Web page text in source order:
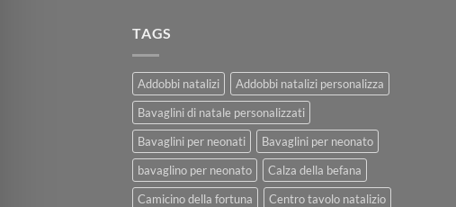
TAGS
Addobbi natalizi
Addobbi natalizi personalizza
Bavaglini di natale personalizzati
Bavaglini per neonati
Bavaglini per neonato
bavaglino per neonato
Calza della befana
Camicino della fortuna
Centro tavolo natalizio